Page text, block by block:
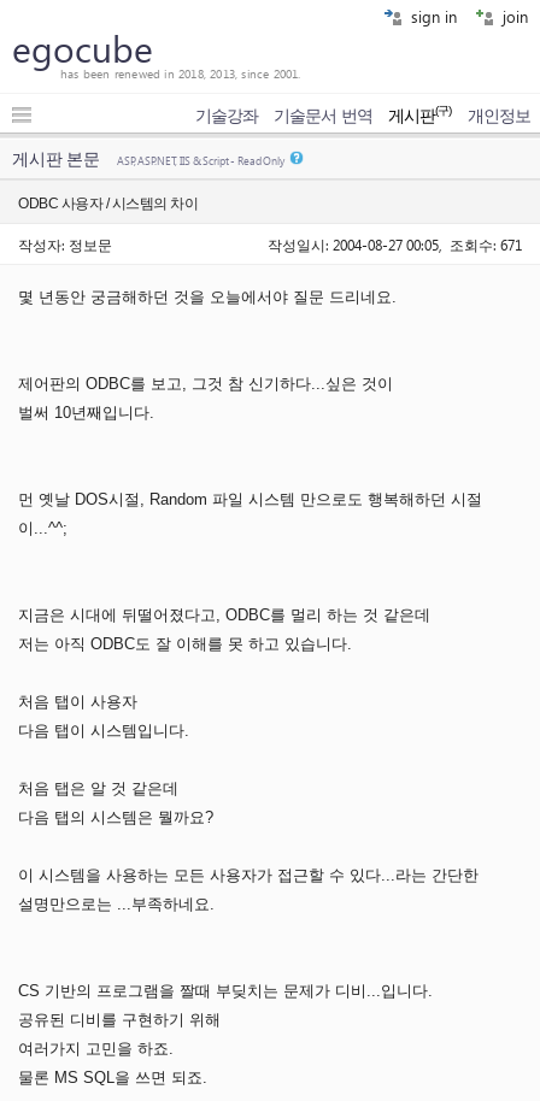
sign in join
egocube
has been renewed in 2018, 2013, since 2001.
기술강좌 기술문서 번역 게시판(구) 개인정보
게시판 본문 ASP, ASP.NET, IIS & Script - Read Only
ODBC 사용자 / 시스템의 차이
작성자: 정보문 작성일시: 2004-08-27 00:05, 조회수: 671
몇 년동안 궁금해하던 것을 오늘에서야 질문 드리네요.
제어판의 ODBC를 보고, 그것 참 신기하다...싶은 것이
벌써 10년째입니다.
먼 옛날 DOS시절, Random 파일 시스템 만으로도 행복해하던 시절
이...^^;
지금은 시대에 뒤떨어졌다고, ODBC를 멀리 하는 것 같은데
저는 아직 ODBC도 잘 이해를 못 하고 있습니다.
처음 탭이 사용자
다음 탭이 시스템입니다.
처음 탭은 알 것 같은데
다음 탭의 시스템은 뭘까요?
이 시스템을 사용하는 모든 사용자가 접근할 수 있다...라는 간단한
설명만으로는 ...부족하네요.
CS 기반의 프로그램을 짤때 부딪치는 문제가 디비...입니다.
공유된 디비를 구현하기 위해
여러가지 고민을 하죠.
물론 MS SQL을 쓰면 되죠.